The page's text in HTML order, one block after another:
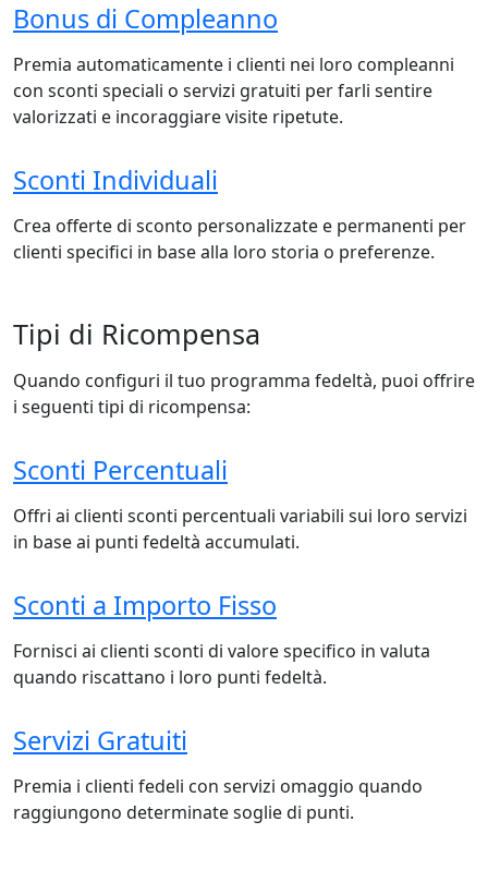
Bonus di Compleanno
Premia automaticamente i clienti nei loro compleanni
con sconti speciali o servizi gratuiti per farli sentire
valorizzati e incoraggiare visite ripetute.
Sconti Individuali
Crea offerte di sconto personalizzate e permanenti per
clienti specifici in base alla loro storia o preferenze.
Tipi di Ricompensa
Quando configuri il tuo programma fedeltà, puoi offrire
i seguenti tipi di ricompensa:
Sconti Percentuali
Offri ai clienti sconti percentuali variabili sui loro servizi
in base ai punti fedeltà accumulati.
Sconti a Importo Fisso
Fornisci ai clienti sconti di valore specifico in valuta
quando riscattano i loro punti fedeltà.
Servizi Gratuiti
Premia i clienti fedeli con servizi omaggio quando
raggiungono determinate soglie di punti.